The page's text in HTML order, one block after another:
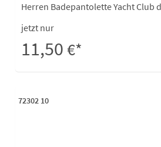
Herren Badepantolette Yacht Club
jetzt nur
11,50€*
72302 10